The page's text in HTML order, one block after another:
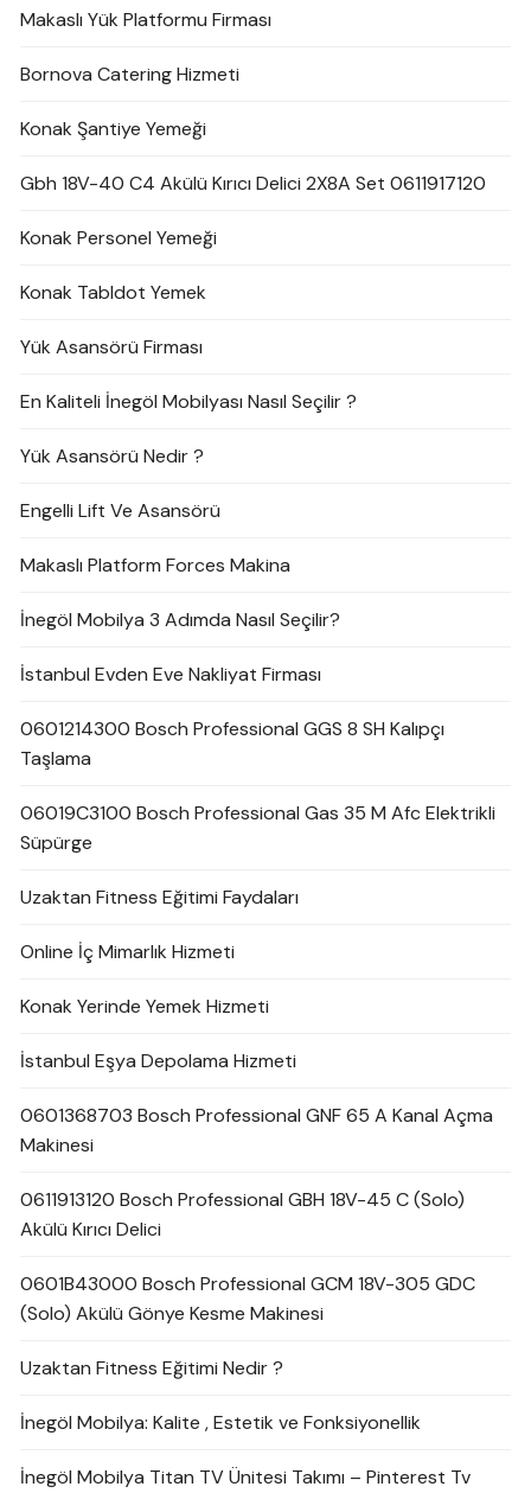
Makaslı Yük Platformu Firması
Bornova Catering Hizmeti
Konak Şantiye Yemeği
Gbh 18V-40 C4 Akülü Kırıcı Delici 2X8A Set 0611917120
Konak Personel Yemeği
Konak Tabldot Yemek
Yük Asansörü Firması
En Kaliteli İnegöl Mobilyası Nasıl Seçilir ?
Yük Asansörü Nedir ?
Engelli Lift Ve Asansörü
Makaslı Platform Forces Makina
İnegöl Mobilya 3 Adımda Nasıl Seçilir?
İstanbul Evden Eve Nakliyat Firması
0601214300 Bosch Professional GGS 8 SH Kalıpçı
Taşlama
06019C3100 Bosch Professional Gas 35 M Afc Elektrikli
Süpürge
Uzaktan Fitness Eğitimi Faydaları
Online İç Mimarlık Hizmeti
Konak Yerinde Yemek Hizmeti
İstanbul Eşya Depolama Hizmeti
0601368703 Bosch Professional GNF 65 A Kanal Açma
Makinesi
0611913120 Bosch Professional GBH 18V-45 C (Solo)
Akülü Kırıcı Delici
0601B43000 Bosch Professional GCM 18V-305 GDC
(Solo) Akülü Gönye Kesme Makinesi
Uzaktan Fitness Eğitimi Nedir ?
İnegöl Mobilya: Kalite , Estetik ve Fonksiyonellik
İnegöl Mobilya Titan TV Ünitesi Takımı – Pinterest Tv